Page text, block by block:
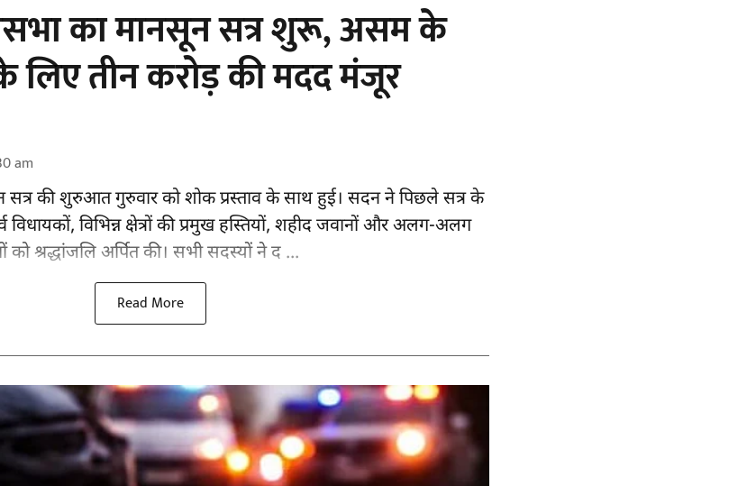
का मानसून सत्र शुरू, असम के
के लिए तीन करोड़ की मदद मंजूर
am
सत्र की शुरुआत गुरुवार को शोक प्रस्ताव के साथ हुई। सदन ने पिछले सत्र के
विधायकों, विभिन्न क्षेत्रों की प्रमुख हस्तियों, शहीद जवानों और अलग-अलग
को श्रद्धांजलि अर्पित की। सभी सदस्यों ने द ...
Read More